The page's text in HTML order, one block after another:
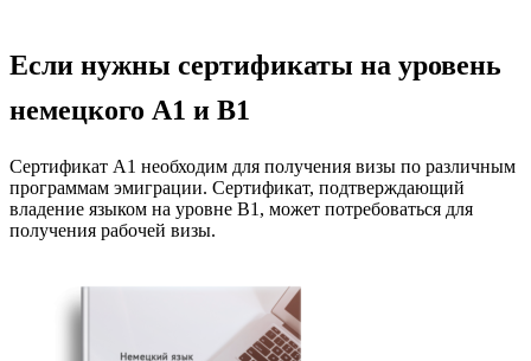
Если нужны сертификаты на уровень
немецкого A1 и B1
Сертификат A1 необходим для получения визы по различным
программам эмиграции. Сертификат, подтверждающий
владение языком на уровне B1, может потребоваться для
получения рабочей визы.